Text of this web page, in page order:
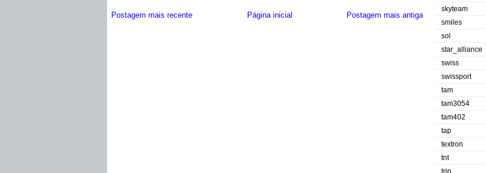
Postagem mais recente Postagem mais antiga
Página inicial
skyteam
smiles
sol
star_alliance
swiss
swissport
tam
tam3054
tam402
tap
textron
tnt
trip